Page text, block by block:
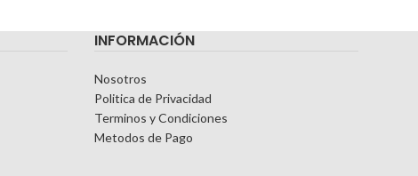
INFORMACIÓN
Nosotros
Politica de Privacidad
Terminos y Condiciones
Metodos de Pago